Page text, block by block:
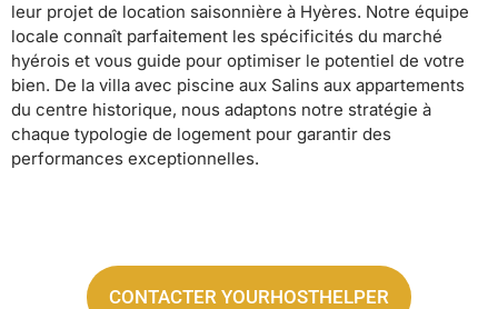
leur projet de location saisonnière à Hyères. Notre équipe
locale connaît parfaitement les spécificités du marché
hyérois et vous guide pour optimiser le potentiel de votre
bien. De la villa avec piscine aux Salins aux appartements
du centre historique, nous adaptons notre stratégie à
chaque typologie de logement pour garantir des
performances exceptionnelles.
CONTACTER YOURHOSTHELPER